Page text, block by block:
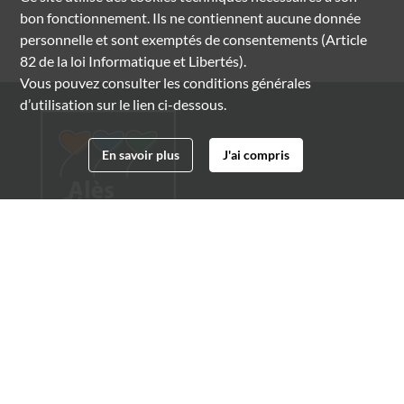
bon fonctionnement. Ils ne contiennent aucune donnée
personnelle et sont exemptés de consentements (Article
82 de la loi Informatique et Libertés).
Vous pouvez consulter les conditions générales
d’utilisation sur le lien ci-dessous.
En savoir plus J'ai compris